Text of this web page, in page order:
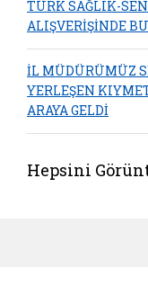
TÜRK SAĞLIK-
ALIŞVERİŞİNDE
İL MÜDÜRÜMÜZ
YERLEŞEN
ARAYA GELDİ
Hepsini